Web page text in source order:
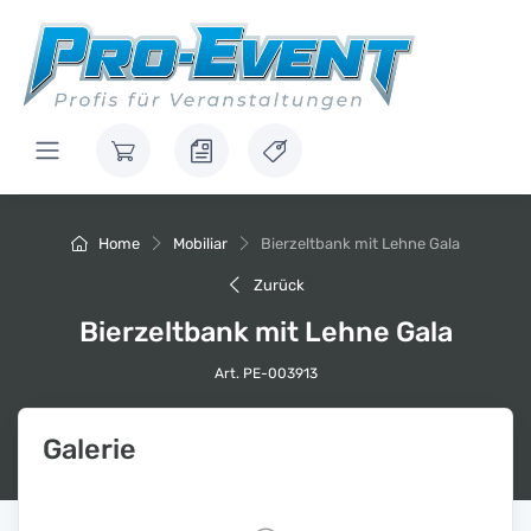
Home Mobiliar Bierzeltbank mit Lehne Gala
Zurück
Bierzeltbank mit Lehne Gala
Art. PE-003913
Galerie